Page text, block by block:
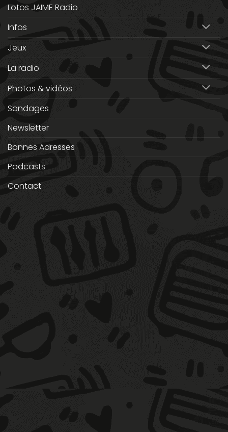
Lotos JAIME Radio
Infos
Jeux
La radio
Photos & vidéos
Sondages
Newsletter
Bonnes Adresses
Podcasts
Contact